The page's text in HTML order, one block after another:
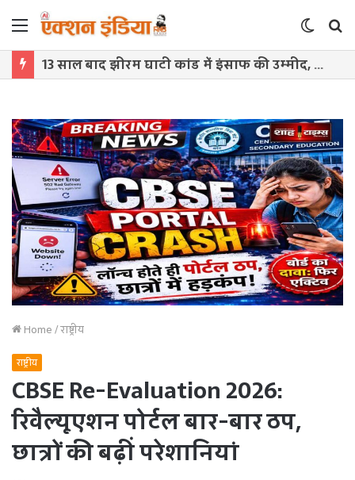
Menu
Switch
skin
13 साल बाद झीरम घाटी कांड में इंसाफ की उम्मीद, 10 अगस्त को होगी आखिरी बहस
Home/राष्ट्रीय
राष्ट्रीय
CBSE Re-Evaluation 2026:
रिवैल्यूएशन पोर्टल बार-बार ठप,
छात्रों की बढ़ीं परेशानियां